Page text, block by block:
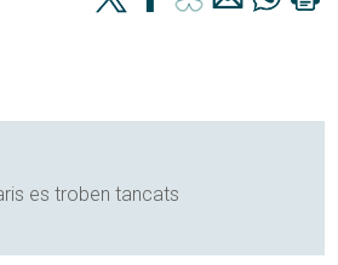
es troben tancats